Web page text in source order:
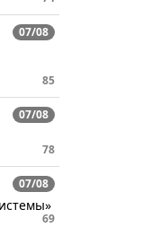
07/08
85
07/08
78
07/08
69